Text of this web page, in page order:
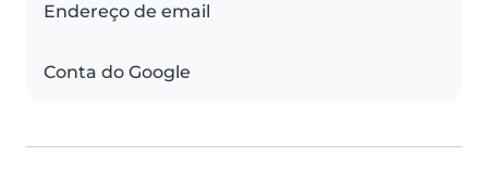
Endereço de email
Conta do Google